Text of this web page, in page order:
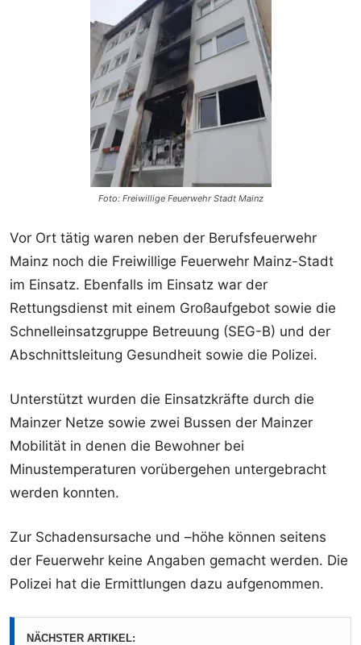
Foto: Freiwillige Feuerwehr Stadt Mainz
Vor Ort tätig waren neben der Berufsfeuerwehr
Mainz noch die Freiwillige Feuerwehr Mainz-Stadt
im Einsatz. Ebenfalls im Einsatz war der
Rettungsdienst mit einem Großaufgebot sowie die
Schnelleinsatzgruppe Betreuung (SEG-B) und der
Abschnittsleitung Gesundheit sowie die Polizei.
Unterstützt wurden die Einsatzkräfte durch die
Mainzer Netze sowie zwei Bussen der Mainzer
Mobilität in denen die Bewohner bei
Minustemperaturen vorübergehen untergebracht
werden konnten.
Zur Schadensursache und –höhe können seitens
der Feuerwehr keine Angaben gemacht werden. Die
Polizei hat die Ermittlungen dazu aufgenommen.
NÄCHSTER ARTIKEL: